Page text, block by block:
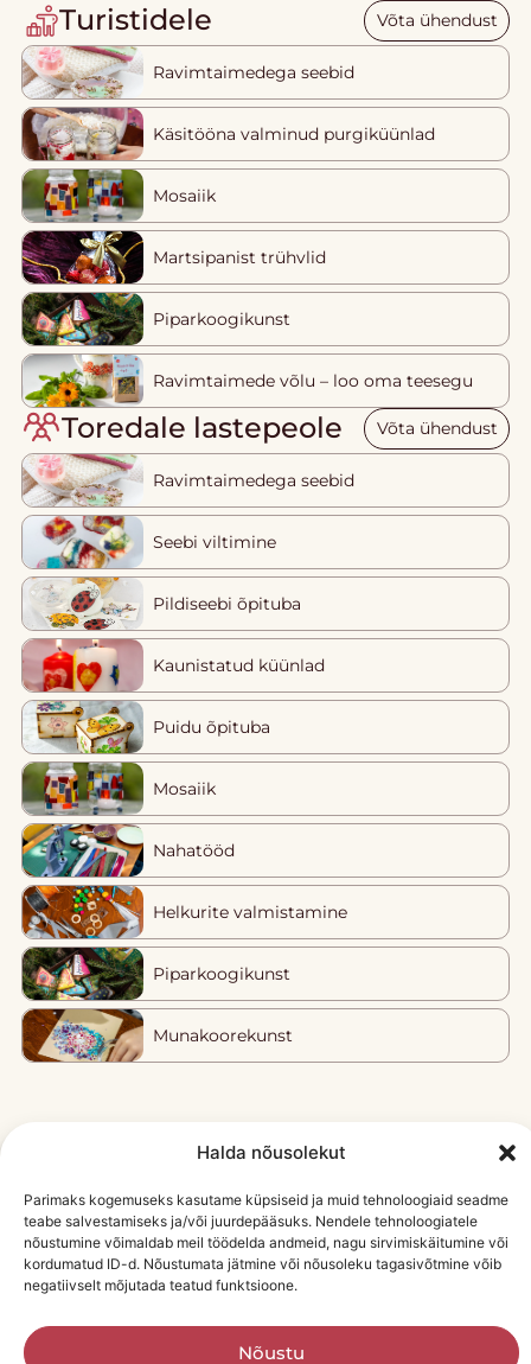
Halda nõusolekut
Parimaks kogemuseks kasutame küpsiseid ja muid tehnoloogiaid seadme
teabe salvestamiseks ja/või juurdepääsuks. Nendele tehnoloogiatele
nõustumine võimaldab meil töödelda andmeid, nagu sirvimiskäitumine või
kordumatud ID-d. Nõustumata jätmine või nõusoleku tagasivõtmine võib
negatiivselt mõjutada teatud funktsioone.
Nõustu
Turistidele Võta ühendust
Ravimtaimedega seebid
Käsitööna valminud purgiküünlad
Mosaiik
Martsipanist trühvlid
Piparkoogikunst
Ravimtaimede võlu – loo oma teesegu
Toredale lastepeole Võta ühendust
Ravimtaimedega seebid
Seebi viltimine
Pildiseebi õpituba
Kaunistatud küünlad
Puidu õpituba
Mosaiik
Nahatööd
Helkurite valmistamine
Piparkoogikunst
Munakoorekunst